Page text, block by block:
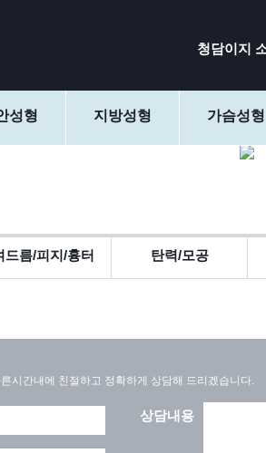
청담이지
성형 지방성형 가슴성형
드름/피지/흉터 탄력/모공
시간내에 친절하고 정확하게 상담해 드리겠습니다.
상담내용